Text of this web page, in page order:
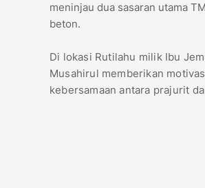
meninjau dua sasaran utama
beton.
Di lokasi Rutilahu milik Ibu
Musahirul memberikan
kebersamaan antara prajurit